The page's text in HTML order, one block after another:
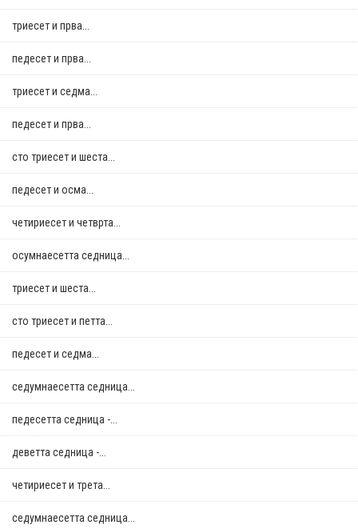
триесет и прва...
педесет и прва...
триесет и седма...
педесет и прва...
сто триесет и шеста...
педесет и осма...
четириесет и четврта...
осумнaесетта седница...
триесет и шеста...
сто триесет и петта...
педесет и седма...
седумнаесетта седница...
педесетта седница -...
деветта седница -...
четириесет и трета...
седумнаесетта седница...